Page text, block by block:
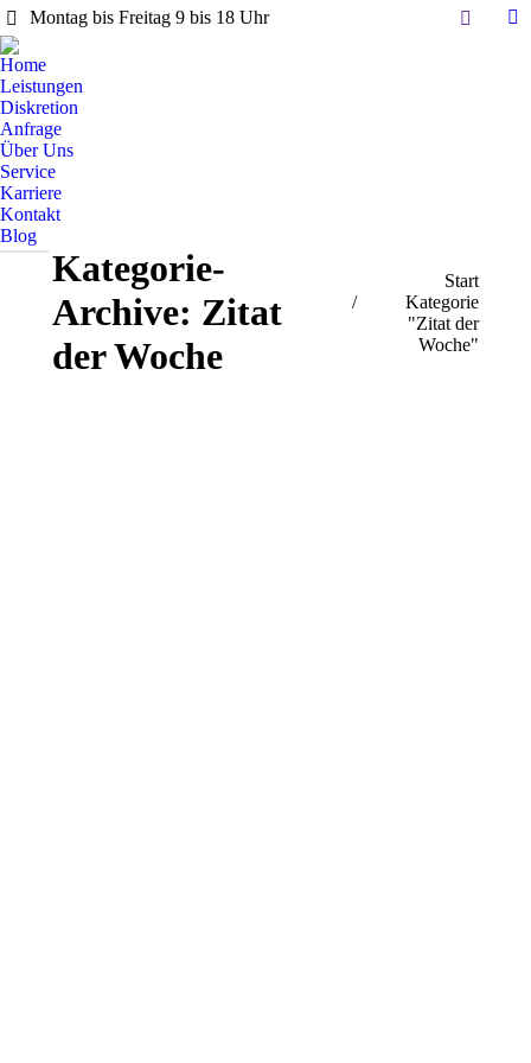
Montag bis Freitag 9 bis 18 Uhr Search:
Home
Leistungen
Diskretion
Anfrage
Über Uns
Service
Karriere
Kontakt
Blog
Kategorie-
Archive: Zitat
der Woche
Sie befinden sich hier:
Start
Kategorie
"Zitat der
Woche"